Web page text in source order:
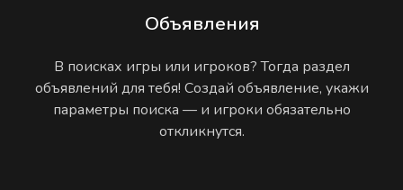
Объявления
В поисках игры или игроков? Тогда раздел
объявлений для тебя! Создай объявление, укажи
параметры поиска — и игроки обязательно
откликнутся.